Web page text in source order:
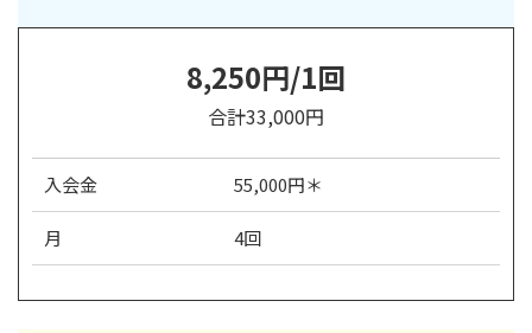
8,250円/1回
合計33,000円
入会金 55,000円＊
月 4回